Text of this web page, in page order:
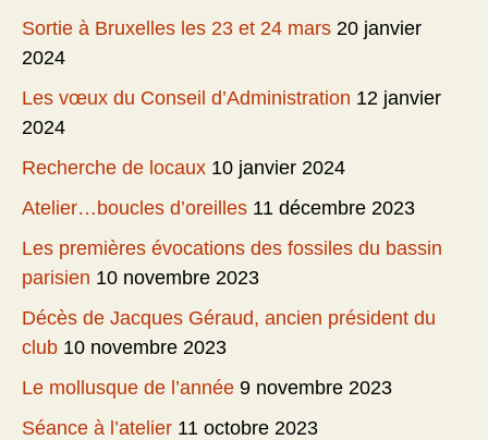
Sortie à Bruxelles les 23 et 24 mars 20 janvier
2024
Les vœux du Conseil d’Administration 12 janvier
2024
Recherche de locaux 10 janvier 2024
Atelier…boucles d’oreilles 11 décembre 2023
Les premières évocations des fossiles du bassin
parisien 10 novembre 2023
Décès de Jacques Géraud, ancien président du
club 10 novembre 2023
Le mollusque de l’année 9 novembre 2023
Séance à l’atelier 11 octobre 2023